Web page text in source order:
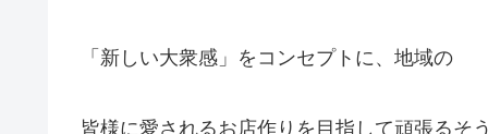
「新しい大衆感」をコンセプトに、地域の
皆様に愛されるお店作りを目指して頑張るそう